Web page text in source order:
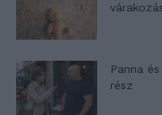
Panna
rész